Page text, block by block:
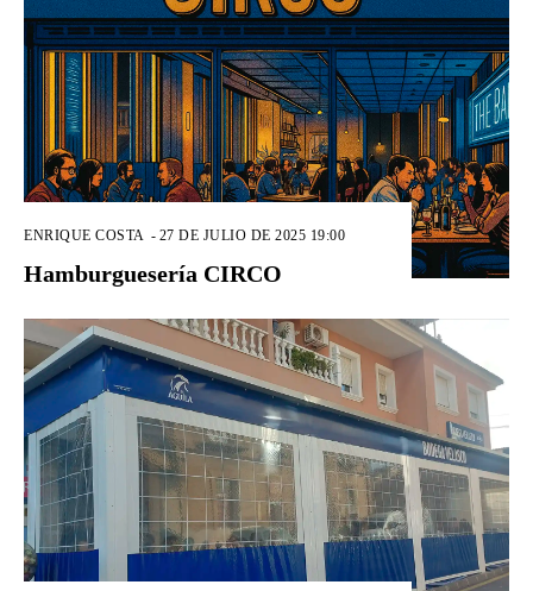
ENRIQUE COSTA - 27 DE JULIO DE 2025 19:00
Hamburguesería CIRCO